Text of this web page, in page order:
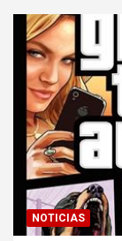
NOTICIAS